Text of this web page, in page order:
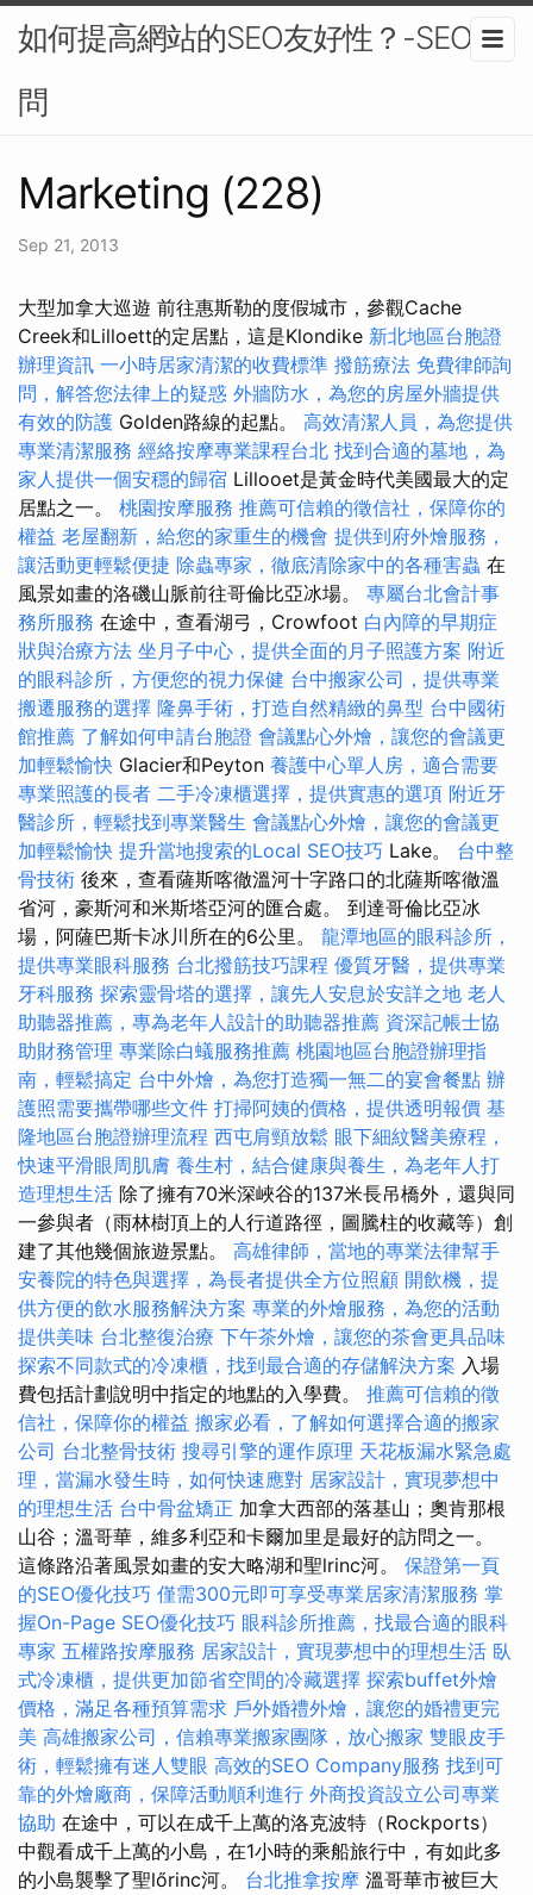
如何提高網站的SEO友好性？-SEO顧
問
Marketing (228)
Sep 21, 2013
大型加拿大巡遊 前往惠斯勒的度假城市，參觀Cache
Creek和Lilloett的定居點，這是Klondike 新北地區台胞證
辦理資訊 一小時居家清潔的收費標準 撥筋療法 免費律師詢
問，解答您法律上的疑惑 外牆防水，為您的房屋外牆提供
有效的防護 Golden路線的起點。 高效清潔人員，為您提供
專業清潔服務 經絡按摩專業課程台北 找到合適的墓地，為
家人提供一個安穩的歸宿 Lillooet是黃金時代美國最大的定
居點之一。 桃園按摩服務 推薦可信賴的徵信社，保障你的
權益 老屋翻新，給您的家重生的機會 提供到府外燴服務，
讓活動更輕鬆便捷 除蟲專家，徹底清除家中的各種害蟲 在
風景如畫的洛磯山脈前往哥倫比亞冰場。 專屬台北會計事
務所服務 在途中，查看湖弓，Crowfoot 白內障的早期症
狀與治療方法 坐月子中心，提供全面的月子照護方案 附近
的眼科診所，方便您的視力保健 台中搬家公司，提供專業
搬遷服務的選擇 隆鼻手術，打造自然精緻的鼻型 台中國術
館推薦 了解如何申請台胞證 會議點心外燴，讓您的會議更
加輕鬆愉快 Glacier和Peyton 養護中心單人房，適合需要
專業照護的長者 二手冷凍櫃選擇，提供實惠的選項 附近牙
醫診所，輕鬆找到專業醫生 會議點心外燴，讓您的會議更
加輕鬆愉快 提升當地搜索的Local SEO技巧 Lake。 台中整
骨技術 後來，查看薩斯喀徹溫河十字路口的北薩斯喀徹溫
省河，豪斯河和米斯塔亞河的匯合處。 到達哥倫比亞冰
場，阿薩巴斯卡冰川所在的6公里。 龍潭地區的眼科診所，
提供專業眼科服務 台北撥筋技巧課程 優質牙醫，提供專業
牙科服務 探索靈骨塔的選擇，讓先人安息於安詳之地 老人
助聽器推薦，專為老年人設計的助聽器推薦 資深記帳士協
助財務管理 專業除白蟻服務推薦 桃園地區台胞證辦理指
南，輕鬆搞定 台中外燴，為您打造獨一無二的宴會餐點 辦
護照需要攜帶哪些文件 打掃阿姨的價格，提供透明報價 基
隆地區台胞證辦理流程 西屯肩頸放鬆 眼下細紋醫美療程，
快速平滑眼周肌膚 養生村，結合健康與養生，為老年人打
造理想生活 除了擁有70米深峽谷的137米長吊橋外，還與同
一參與者（雨林樹頂上的人行道路徑，圖騰柱的收藏等）創
建了其他幾個旅遊景點。 高雄律師，當地的專業法律幫手
安養院的特色與選擇，為長者提供全方位照顧 開飲機，提
供方便的飲水服務解決方案 專業的外燴服務，為您的活動
提供美味 台北整復治療 下午茶外燴，讓您的茶會更具品味
探索不同款式的冷凍櫃，找到最合適的存儲解決方案 入場
費包括計劃說明中指定的地點的入學費。 推薦可信賴的徵
信社，保障你的權益 搬家必看，了解如何選擇合適的搬家
公司 台北整骨技術 搜尋引擎的運作原理 天花板漏水緊急處
理，當漏水發生時，如何快速應對 居家設計，實現夢想中
的理想生活 台中骨盆矯正 加拿大西部的落基山；奧肯那根
山谷；溫哥華，維多利亞和卡爾加里是最好的訪問之一。
這條路沿著風景如畫的安大略湖和聖lrinc河。 保證第一頁
的SEO優化技巧 僅需300元即可享受專業居家清潔服務 掌
握On-Page SEO優化技巧 眼科診所推薦，找最合適的眼科
專家 五權路按摩服務 居家設計，實現夢想中的理想生活 臥
式冷凍櫃，提供更加節省空間的冷藏選擇 探索buffet外燴
價格，滿足各種預算需求 戶外婚禮外燴，讓您的婚禮更完
美 高雄搬家公司，信賴專業搬家團隊，放心搬家 雙眼皮手
術，輕鬆擁有迷人雙眼 高效的SEO Company服務 找到可
靠的外燴廠商，保障活動順利進行 外商投資設立公司專業
協助 在途中，可以在成千上萬的洛克波特（Rockports）
中觀看成千上萬的小島，在1小時的乘船旅行中，有如此多
的小島襲擊了聖lőrinc河。 台北推拿按摩 溫哥華市被巨大